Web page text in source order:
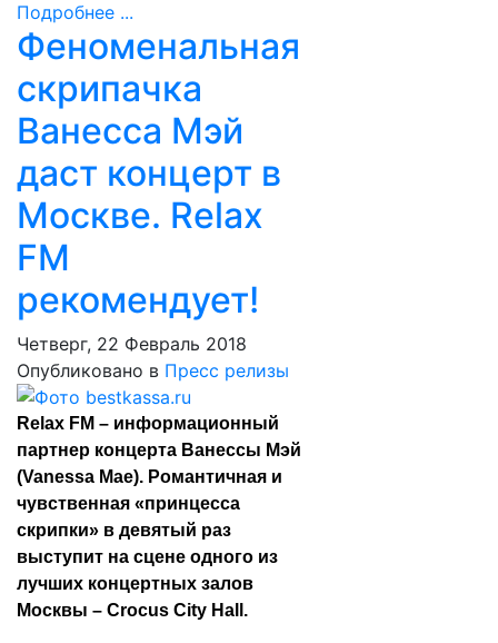
Подробнее ...
Феноменальная
скрипачка
Ванесса Мэй
даст концерт в
Москве. Relax
FM
рекомендует!
Четверг, 22 Февраль 2018
Опубликовано в Пресс релизы
Relax FM – информационный
партнер концерта Ванессы Мэй
(Vanessa Mae). Романтичная и
чувственная «принцесса
скрипки» в девятый раз
выступит на сцене одного из
лучших концертных залов
Москвы – Crocus City Hall.